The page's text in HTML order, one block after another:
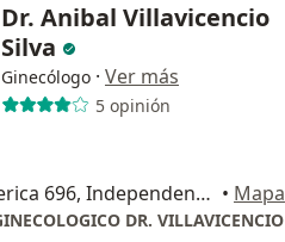
Dr. Anibal Villavicencio
Silva
Ginecólogo · Ver más
5 opinión
Avenida Indoamerica 696, Independencia • Mapa
DR. VILLAVICENCIO